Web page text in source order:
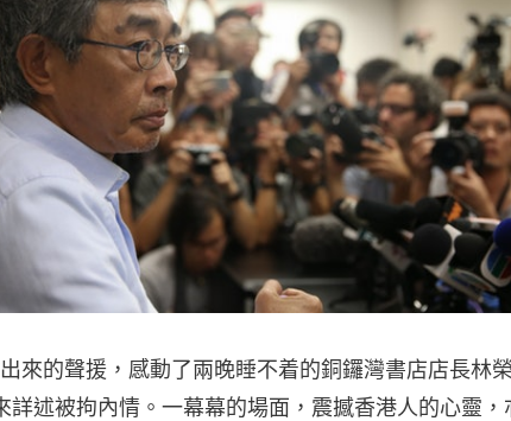
來的聲援，感動了兩晚睡不着的銅鑼灣書店店長林榮
詳述被拘內情。一幕幕的場面，震撼香港人的心靈，